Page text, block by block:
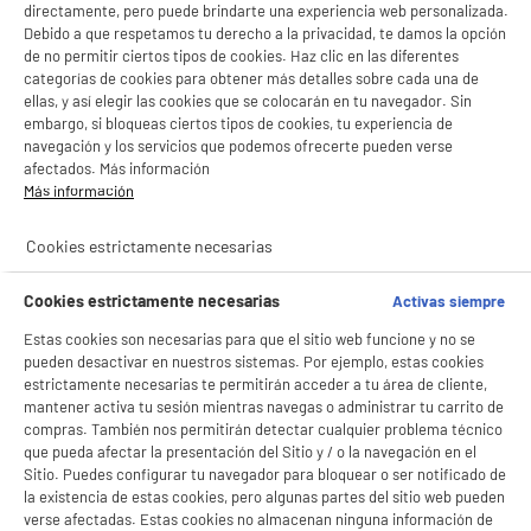
SERVICIO POST VENTA ATENCIÓN AL CLIENTE
PREGUNTAS /
RESPUESTAS
5 TIENDAS A TU SERVICIO
ELIGE TU TIENDA
Valencia -Alicante
ENVÍO Y RECOGIDA
Recogida en 1h:Gratuita
Envío a domicilio: 3 - 5 días laborables
gestionando sus cookies.
¡Buena visita!
Gestionar cookies
✔ ACEPTAR TODAS
directamente, pero puede brindarte una experiencia web personalizada.
Debido a que respetamos tu derecho a la privacidad, te damos la opción
de no permitir ciertos tipos de cookies. Haz clic en las diferentes
categorías de cookies para obtener más detalles sobre cada una de
ellas, y así elegir las cookies que se colocarán en tu navegador. Sin
embargo, si bloqueas ciertos tipos de cookies, tu experiencia de
navegación y los servicios que podemos ofrecerte pueden verse
afectados. Más información
Más información
Cookies estrictamente necesarias
Cookies estrictamente necesarias
Activas siempre
Estas cookies son necesarias para que el sitio web funcione y no se
pueden desactivar en nuestros sistemas. Por ejemplo, estas cookies
estrictamente necesarias te permitirán acceder a tu área de cliente,
mantener activa tu sesión mientras navegas o administrar tu carrito de
compras. También nos permitirán detectar cualquier problema técnico
que pueda afectar la presentación del Sitio y / o la navegación en el
Sitio. Puedes configurar tu navegador para bloquear o ser notificado de
la existencia de estas cookies, pero algunas partes del sitio web pueden
verse afectadas. Estas cookies no almacenan ninguna información de